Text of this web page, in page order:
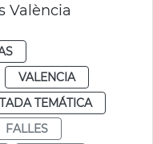
València
VALENCIA
TEMÁTICA
FALLES